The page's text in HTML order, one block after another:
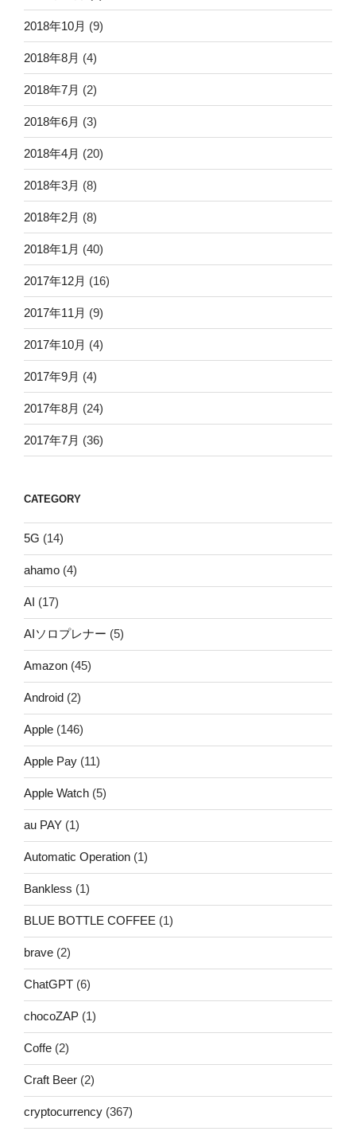
2018年10月 (9)
2018年8月 (4)
2018年7月 (2)
2018年6月 (3)
2018年4月 (20)
2018年3月 (8)
2018年2月 (8)
2018年1月 (40)
2017年12月 (16)
2017年11月 (9)
2017年10月 (4)
2017年9月 (4)
2017年8月 (24)
2017年7月 (36)
CATEGORY
5G (14)
ahamo (4)
AI (17)
AIソロプレナー (5)
Amazon (45)
Android (2)
Apple (146)
Apple Pay (11)
Apple Watch (5)
au PAY (1)
Automatic Operation (1)
Bankless (1)
BLUE BOTTLE COFFEE (1)
brave (2)
ChatGPT (6)
chocoZAP (1)
Coffe (2)
Craft Beer (2)
cryptocurrency (367)